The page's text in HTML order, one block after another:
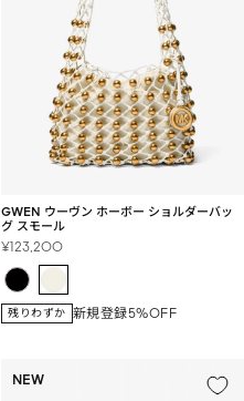
GWEN ウーヴン ホーボー ショルダーバッ
グ スモール
セ
ル
価
格
¥123,200
残りわずか 新規登録5%OFF
NEW